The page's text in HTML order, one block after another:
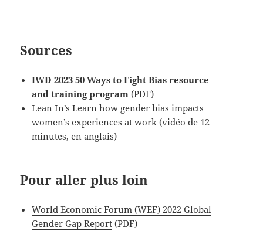
Sources
IWD 2023 50 Ways to Fight Bias resource
and training program (PDF)
Lean In’s Learn how gender bias impacts
women’s experiences at work (vidéo de 12
minutes, en anglais)
Pour aller plus loin
World Economic Forum (WEF) 2022 Global
Gender Gap Report (PDF)